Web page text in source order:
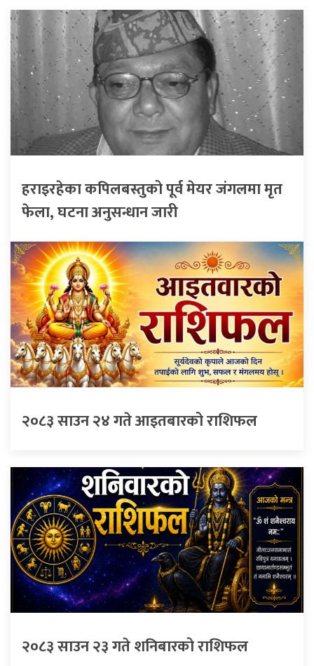
हराइरहेका कपिलबस्तुको पूर्व मेयर जंगलमा मृत
फेला, घटना अनुसन्धान जारी
२०८३ साउन २४ गते आइतबारको राशिफल
२०८३ साउन २३ गते शनिबारको राशिफल